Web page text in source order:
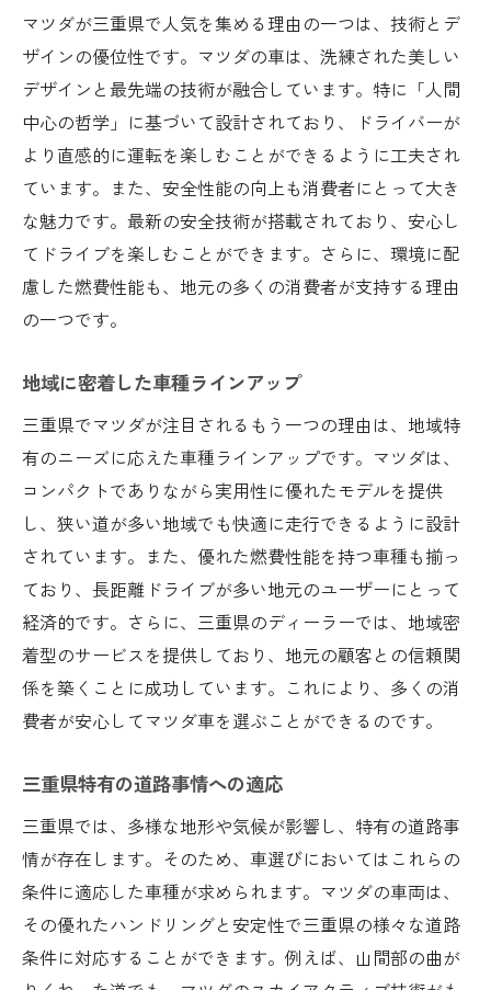
マツダが三重県で人気を集める理由の一つは、技術とデ
ザインの優位性です。マツダの車は、洗練された美しい
デザインと最先端の技術が融合しています。特に「人間
中心の哲学」に基づいて設計されており、ドライバーが
より直感的に運転を楽しむことができるように工夫され
ています。また、安全性能の向上も消費者にとって大き
な魅力です。最新の安全技術が搭載されており、安心し
てドライブを楽しむことができます。さらに、環境に配
慮した燃費性能も、地元の多くの消費者が支持する理由
の一つです。
地域に密着した車種ラインアップ
三重県でマツダが注目されるもう一つの理由は、地域特
有のニーズに応えた車種ラインアップです。マツダは、
コンパクトでありながら実用性に優れたモデルを提供
し、狭い道が多い地域でも快適に走行できるように設計
されています。また、優れた燃費性能を持つ車種も揃っ
ており、長距離ドライブが多い地元のユーザーにとって
経済的です。さらに、三重県のディーラーでは、地域密
着型のサービスを提供しており、地元の顧客との信頼関
係を築くことに成功しています。これにより、多くの消
費者が安心してマツダ車を選ぶことができるのです。
三重県特有の道路事情への適応
三重県では、多様な地形や気候が影響し、特有の道路事
情が存在します。そのため、車選びにおいてはこれらの
条件に適応した車種が求められます。マツダの車両は、
その優れたハンドリングと安定性で三重県の様々な道路
条件に対応することができます。例えば、山間部の曲が